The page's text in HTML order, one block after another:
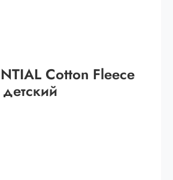
Cotton Fleece